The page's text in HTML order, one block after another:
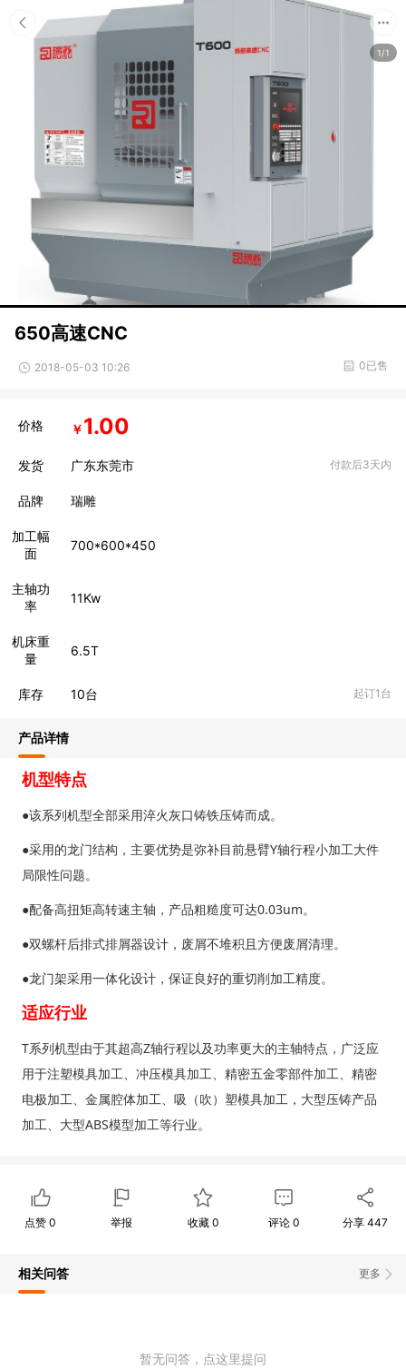
1/1
650高速CNC
2018-05-03 10:26 0已售
价格 ￥1.00
发货 广东东莞市 付款后3天内
品牌 瑞雕
加工幅
面
700*600*450
主轴功
率
11Kw
机床重
量
6.5T
库存 10台 起订1台
产品详情
机型特点
●该系列机型全部采用淬火灰口铸铁压铸而成。
●采用的龙门结构，主要优势是弥补目前悬臂Y轴行程小加工大件
局限性问题。
●配备高扭矩高转速主轴，产品粗糙度可达0.03um。
●双螺杆后排式排屑器设计，废屑不堆积且方便废屑清理。
●龙门架采用一体化设计，保证良好的重切削加工精度。
适应行业
T系列机型由于其超高Z轴行程以及功率更大的主轴特点，广泛应
用于注塑模具加工、冲压模具加工、精密五金零部件加工、精密
电极加工、金属腔体加工、吸（吹）塑模具加工，大型压铸产品
加工、大型ABS模型加工等行业。
点赞0 举报 收藏 0 评论0 分享447
更多
相关问答
暂无问答，点这里提问